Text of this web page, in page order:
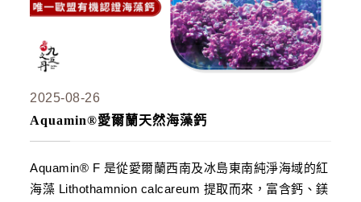
2025-08-26
Aquamin®愛爾蘭天然海藻鈣
Aquamin® F 是從愛爾蘭西南及冰島東南純淨海域的紅
海藻 Lithothamnion calcareum 提取而來，富含鈣、鎂